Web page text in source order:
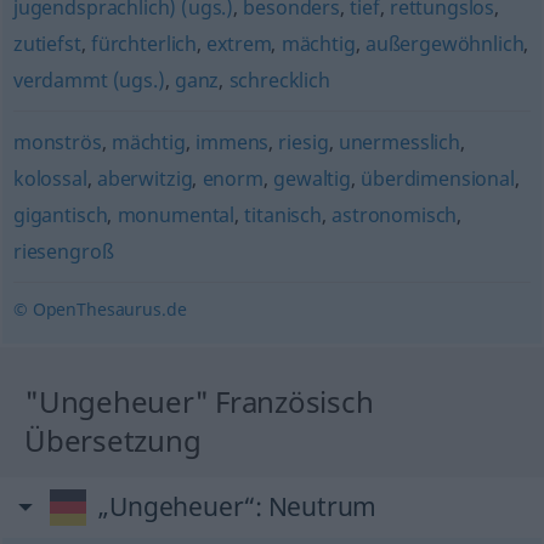
jugendsprachlich) (ugs.), besonders,tief, rettungslos,
zutiefst, fürchterlich, extrem, mächtig, außergewöhnlich,
verdammt (ugs.), ganz, schrecklich
monströs, mächtig, immens, riesig, unermesslich,
kolossal, aberwitzig, enorm, gewaltig, überdimensional,
gigantisch, monumental,titanisch, astronomisch,
riesengroß
© OpenThesaurus.de
"Ungeheuer" Französisch
Übersetzung
„Ungeheuer“: Neutrum